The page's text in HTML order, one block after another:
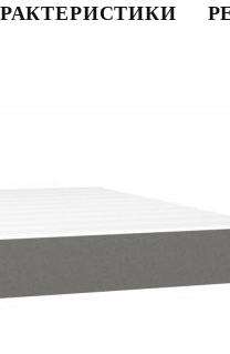
с матрак и LED, за да
се отличава със семпъл
на височина според
за да четете или
пружинен матрак:
осигуряват
от мятане и
материя, което я прави
опаковката е
да функционира